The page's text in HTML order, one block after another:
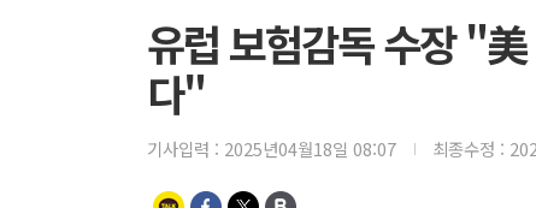
유럽 보험감독 수장 "
다"
기사입력 : 2025년04월18일 08:07 최종수정 :